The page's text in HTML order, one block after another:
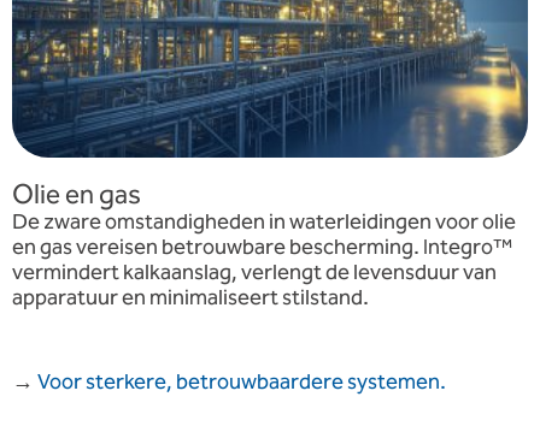
Olie en gas
De zware omstandigheden in waterleidingen voor olie
en gas vereisen betrouwbare bescherming. Integro™
vermindert kalkaanslag, verlengt de levensduur van
apparatuur en minimaliseert stilstand.
→ Voor sterkere, betrouwbaardere systemen.